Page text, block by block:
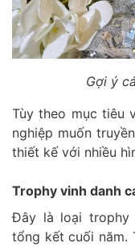
Gợi ý
Tùy theo mục tiêu
nghiệp muốn
thiết kế với nhiều
Trophy vinh danh
Đây là loại trophy
tổng kết cuối năm.